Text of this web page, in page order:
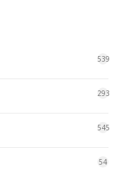
539
293
545
54